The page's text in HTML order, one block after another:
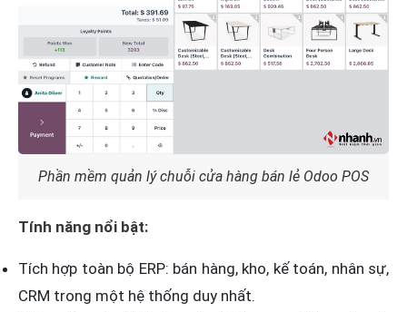
Phần mềm quản lý chuỗi cửa hàng bán lẻ Odoo POS
Tính năng nổi bật:
Tích hợp toàn bộ ERP: bán hàng, kho, kế toán, nhân sự,
CRM trong một hệ thống duy nhất.